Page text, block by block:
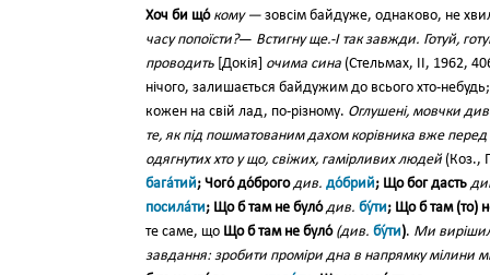
Хоч би що́ кому — зовсім байдуже, однаково, не
часу попоїсти?— Встигну ще.-І так завжди. Готуй,
проводить [Докія] очима сина (Стельмах, II, 1962,
нічого, залишається байдужим до всього хто-
кожен на свій лад, по-різному. Оглушені, мовчки
те, як під пошматованим дахом корівника вже
одягнутих хто у що, свіжих, гамірливих людей (Коз.,
бага́тий; Чого́ до́брого див. до́брий; Що бог дасть
посила́ти; Що б там не було́ див. бу́ти; Що б там (то)
те саме, що Що б там не було́ (див. бу́ти). Ми
завдання: зробити проміри дна в напрямку мілини